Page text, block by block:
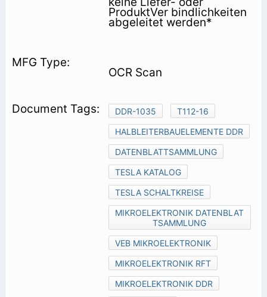
ProduktVer­ bindlichkeiten
abgeleitet werden*
OCR Scan
DDR-1035
T112-16
HALBLEITERBAUELEMENTE DDR
DATENBLATTSAMMLUNG
TESLA KATALOG
TESLA SCHALTKREISE
MIKROELEKTRONIK DATENBLAT
TSAMMLUNG
VEB MIKROELEKTRONIK
MIKROELEKTRONIK RFT
MIKROELEKTRONIK DDR